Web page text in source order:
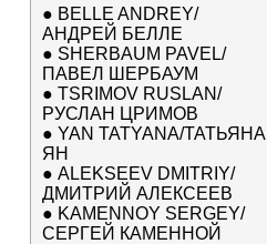
● BELLE ANDREY/
АНДРЕЙ БЕЛЛЕ
● SHERBAUM PAVEL/
ПАВЕЛ ШЕРБАУМ
● TSRIMOV RUSLAN/
РУСЛАН ЦРИМОВ
● YAN TATYANA/ТАТЬЯНА
ЯН
● ALEKSEEV DMITRIY/
ДМИТРИЙ АЛЕКСЕЕВ
● KAMENNOY SERGEY/
СЕРГЕЙ КАМЕННОЙ